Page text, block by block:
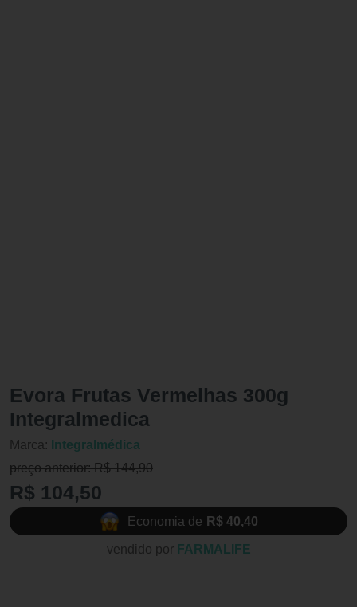
Evora Frutas Vermelhas 300g
Integralmedica
Marca: Integralmédica
preço anterior: R$ 144,90
R$ 104,50
Economia de R$ 40,40
vendido por FARMALIFE